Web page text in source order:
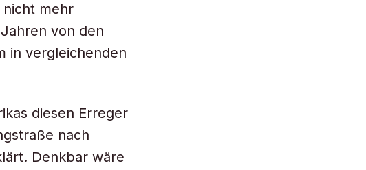
nicht mehr
von den
in vergleichenden
diesen Erreger
nach
Denkbar wäre